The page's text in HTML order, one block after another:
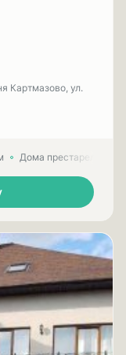
Картмазово, ул.
Дома престарелых